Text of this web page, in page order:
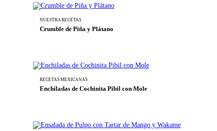
NUESTRA RECETAS
Crumble de Piña y Plátano
RECETAS MEXICANAS
Enchiladas de Cochinita Pibil con Mole